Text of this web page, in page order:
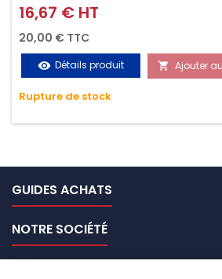
avec crochet S en 2 parties (2.0M +
rapide d'utilisation. Permet d'arrimer et
vos chargements pendant le transport.
très résistante aux UV et aux variations
n'absorbe pas l'eau.
Prix
16,67 € HT
20,00 € TTC
visibility Détails produit  Ajouter
Rupture de stock
GUIDES ACHATS
NOTRE SOCIÉTÉ